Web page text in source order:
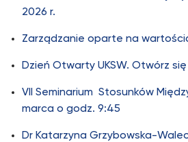
2026 r.
Zarządzanie oparte na
Dzień Otwarty UKSW. Otwórz
VII Seminarium Stosunków
marca o godz. 9:45
Dr Katarzyna Grzybowska-